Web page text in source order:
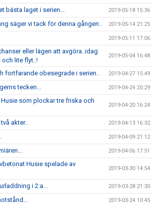
bästa laget i serien... 2019-05-18 15:36
säger vi tack för denna gången.. 2019-05-14 21:25
2019-05-11 17:06
eller lägen att avgöra..idag
och lite flyt..!
2019-05-04 16:48
fortfarande obesegrade i serien.. 2019-04-27 15:49
tecken... 2019-04-24 20:29
som plockar tre friska och
2019-04-20 16:24
akter.. 2019-04-13 16:32
2019-04-09 21:12
2019-04-06 17:51
Husie spelade av
2019-03-30 14:54
i 2:a... 2019-03-28 21:30
2019-03-24 10:45